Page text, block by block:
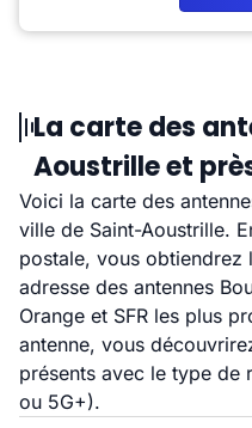
La carte des
Aoustrille et
Voici la carte des
ville de Saint-Aoustrille.
postale, vous obtiendrez
adresse des antennes
Orange et SFR les plus
antenne, vous
présents avec le type de
ou 5G+).